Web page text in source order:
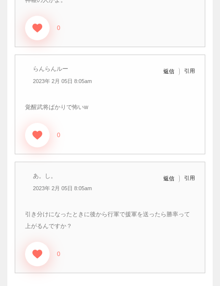
0
らんらんルー
2023年 2月 05日 8:05am
返信 引用
覚醒武将ばかりで怖いw
0
あ。し。
2023年 2月 05日 8:05am
返信 引用
引き分けになったときに後から行軍で援軍を送ったら勝率って
上がるんですか？
0